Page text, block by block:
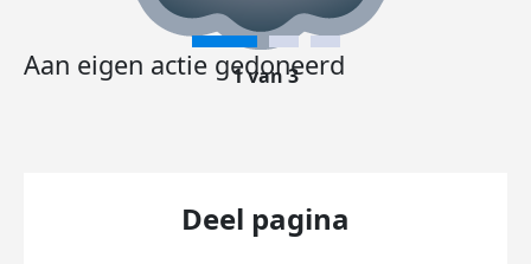
Aan eigen actie gedoneerd
1 van 3
Deel pagina